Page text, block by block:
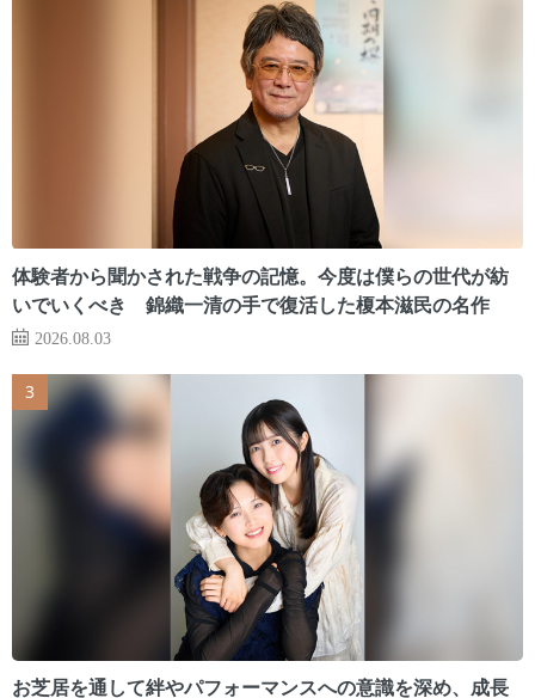
体験者から聞かされた戦争の記憶。今度は僕らの世代が紡
いでいくべき 錦織一清の手で復活した榎本滋民の名作
2026.08.03
お芝居を通して絆やパフォーマンスへの意識を深め、成長